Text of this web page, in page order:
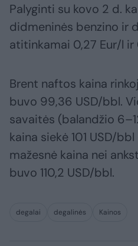
Palyginti su kovo 2 d.
didmeninės benzino ir
atitinkamai 0,27 Eur/l ir
Brent naftos kaina
buvo 99,36 USD/bbl.
savaitės (balandžio
kaina siekė 101 USD/
mažesnė kaina nei
buvo 110,2 USD/bbl.
degalai degalinės Kainos